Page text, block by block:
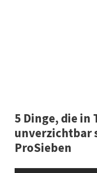
5 Dinge, die in
unverzichtbar
ProSieben